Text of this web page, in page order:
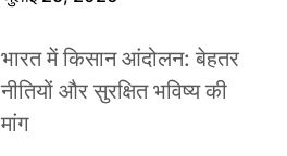
भारत में किसान आंदोलन: बेहतर
नीतियों और सुरक्षित भविष्य की
मांग